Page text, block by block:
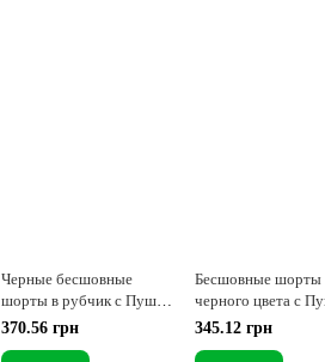
Черные бесшовные
шорты в рубчик с Пуш
Ап S/M
370.56 грн
Бесшовные шорты
черного цвета с
S/M
345.12 грн